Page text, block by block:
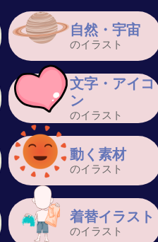
自然・宇宙
のイラスト
文字・アイコ
ン
のイラスト
動く素材
のイラスト
着替イラスト
のイラスト